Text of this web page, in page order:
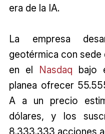
era de la IA.
La empresa
geotérmica con
en el Nasdaq bajo
planea ofrecer
A a un precio
dólares, y los
8.333.333 acciones